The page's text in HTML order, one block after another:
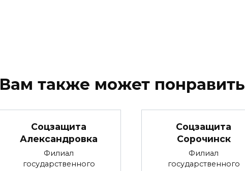
Вам также может
Соцзащита
Александровка
Филиал
государственного
Соцзащита
Сорочинск
Филиал
государственного